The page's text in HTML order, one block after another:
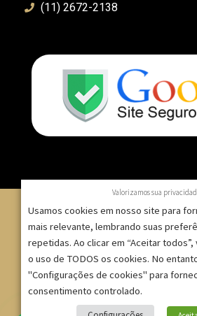
(11) 2672-2138
© 2007 – 2025 –
Japi, 1332 – Tatuapé – São
09.271.257/0001-
Valorizamos sua
Usamos cookies em nosso site para
mais relevante, lembrando suas
repetidas. Ao clicar em “Aceitar
o uso de TODOS os cookies. No
"Configurações de cookies" para
consentimento controlado.